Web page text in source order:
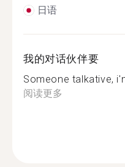
日语
我的对话伙伴要
Someone talkative,
阅读更多